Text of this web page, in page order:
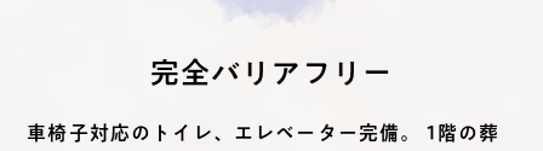
完全バリアフリー
車椅子対応のトイレ、エレベーター完備。 1階の葬